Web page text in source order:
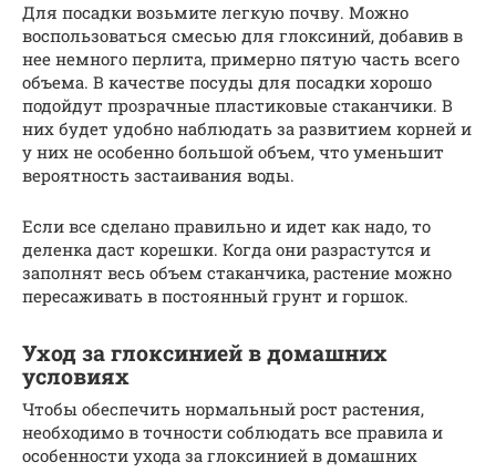
Для посадки возьмите легкую почву. Можно
воспользоваться смесью для глоксиний, добавив в
нее немного перлита, примерно пятую часть всего
объема. В качестве посуды для посадки хорошо
подойдут прозрачные пластиковые стаканчики. В
них будет удобно наблюдать за развитием корней и
у них не особенно большой объем, что уменьшит
вероятность застаивания воды.
Если все сделано правильно и идет как надо, то
деленка даст корешки. Когда они разрастутся и
заполнят весь объем стаканчика, растение можно
пересаживать в постоянный грунт и горшок.
Уход за глоксинией в домашних
условиях
Чтобы обеспечить нормальный рост растения,
необходимо в точности соблюдать все правила и
особенности ухода за глоксинией в домашних